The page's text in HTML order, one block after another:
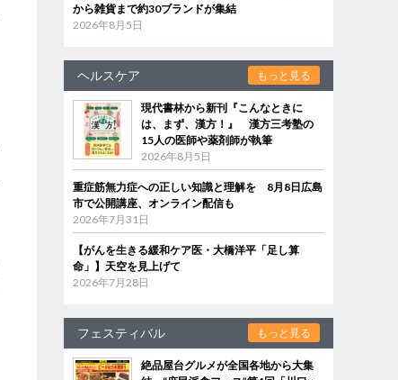
から雑貨まで約30ブランドが集結
2026年8月5日
ヘルスケア もっと見る
現代書林から新刊『こんなときに
は、まず、漢方！』 漢方三考塾の
15人の医師や薬剤師が執筆
2026年8月5日
重症筋無力症への正しい知識と理解を 8月8日広島
市で公開講座、オンライン配信も
2026年7月31日
【がんを生きる緩和ケア医・大橋洋平「足し算
命」】天空を見上げて
2026年7月28日
フェスティバル もっと見る
絶品屋台グルメが全国各地から大集